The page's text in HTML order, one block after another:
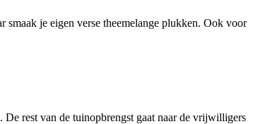
smaak je eigen verse theemelange plukken. Ook voor
De rest van de tuinopbrengst gaat naar de vrijwilligers